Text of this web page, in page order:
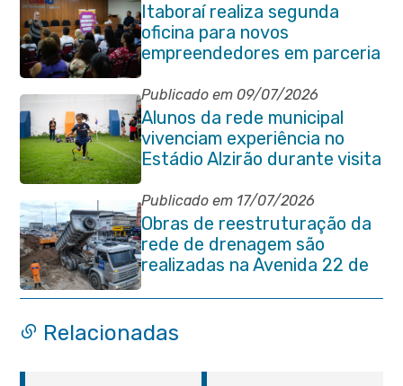
Itaboraí realiza segunda
oficina para novos
empreendedores em parceria
com Sebrae
Publicado em 09/07/2026
Alunos da rede municipal
vivenciam experiência no
Estádio Alzirão durante visita
pedagógica
Publicado em 17/07/2026
Obras de reestruturação da
rede de drenagem são
realizadas na Avenida 22 de
Maio
Relacionadas